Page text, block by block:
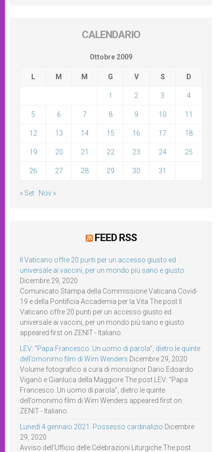
CALENDARIO
Ottobre 2009
L M M G V S D
1 2 3 4
5 6 7 8 9 10 11
12 13 14 15 16 17 18
19 20 21 22 23 24 25
26 27 28 29 30 31
« Set Nov »
FEED RSS
Il Vaticano offre 20 punti per un accesso giusto ed
universale ai vaccini, per un mondo più sano e giusto
Dicembre 29, 2020
Comunicato Stampa della Commissione Vaticana Covid-
19 e della Pontificia Accademia per la Vita The post Il
Vaticano offre 20 punti per un accesso giusto ed
universale ai vaccini, per un mondo più sano e giusto
appeared first on ZENIT - Italiano.
LEV: “Papa Francesco. Un uomo di parola”, dietro le quinte
dell’omonimo film di Wim Wenders Dicembre 29, 2020
Volume fotografico a cura di monsignor Dario Edoardo
Viganò e Gianluca della Maggiore The post LEV: “Papa
Francesco. Un uomo di parola”, dietro le quinte
dell’omonimo film di Wim Wenders appeared first on
ZENIT - Italiano.
Lunedì 4 gennaio 2021: Possesso cardinalizio Dicembre
29, 2020
Avviso dell’Ufficio delle Celebrazioni Liturgiche The post